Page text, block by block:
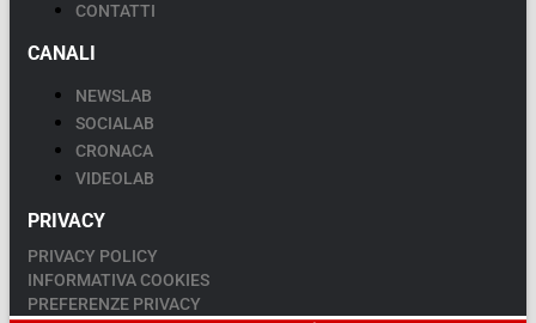
CONTATTI
CANALI
NEWSLAB
SOCIALAB
CRONACA
VIDEOLAB
PRIVACY
PRIVACY POLICY
INFORMATIVA COOKIES
PREFERENZE PRIVACY